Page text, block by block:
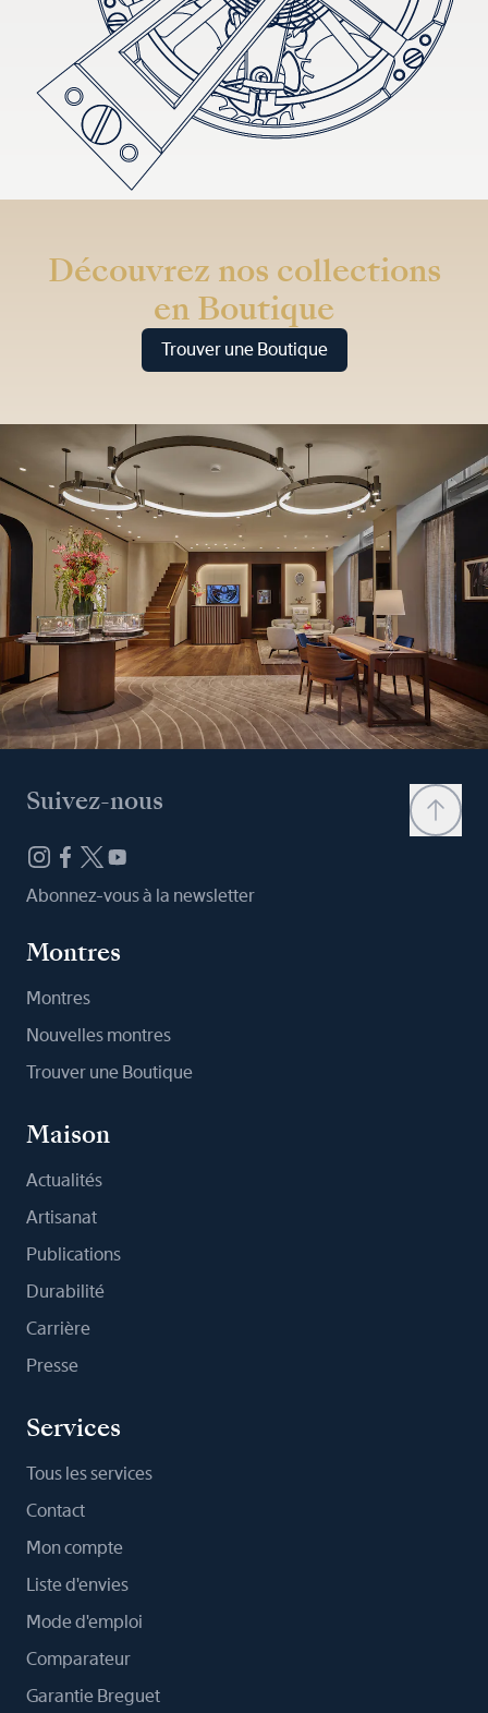
Découvrez nos collections
en Boutique
Trouver une Boutique
Suivez-nous
Abonnez-vous à la newsletter
Montres
Montres
Nouvelles montres
Trouver une Boutique
Maison
Actualités
Artisanat
Publications
Durabilité
Carrière
Presse
Services
Tous les services
Contact
Mon compte
Liste d'envies
Mode d'emploi
Comparateur
Garantie Breguet